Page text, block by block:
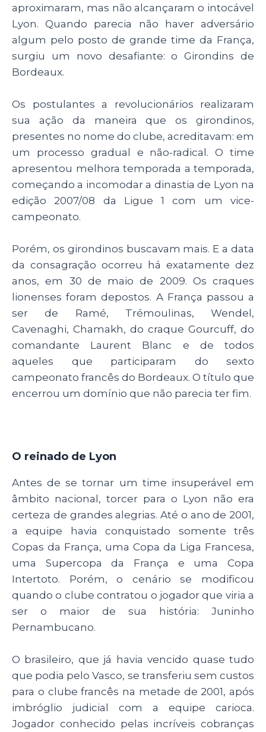
aproximaram, mas não alcançaram o intocável
Lyon. Quando parecia não haver adversário
algum pelo posto de grande time da França,
surgiu um novo desafiante: o Girondins de
Bordeaux.
Os postulantes a revolucionários realizaram
sua ação da maneira que os girondinos,
presentes no nome do clube, acreditavam: em
um processo gradual e não-radical. O time
apresentou melhora temporada a temporada,
começando a incomodar a dinastia de Lyon na
edição 2007/08 da Ligue 1 com um vice-
campeonato.
Porém, os girondinos buscavam mais. E a data
da consagração ocorreu há exatamente dez
anos, em 30 de maio de 2009. Os craques
lionenses foram depostos. A França passou a
ser de Ramé, Trémoulinas, Wendel,
Cavenaghi, Chamakh, do craque Gourcuff, do
comandante Laurent Blanc e de todos
aqueles que participaram do sexto
campeonato francês do Bordeaux. O título que
encerrou um domínio que não parecia ter fim.
O reinado de Lyon
Antes de se tornar um time insuperável em
âmbito nacional, torcer para o Lyon não era
certeza de grandes alegrias. Até o ano de 2001,
a equipe havia conquistado somente três
Copas da França, uma Copa da Liga Francesa,
uma Supercopa da França e uma Copa
Intertoto. Porém, o cenário se modificou
quando o clube contratou o jogador que viria a
ser o maior de sua história: Juninho
Pernambucano.
O brasileiro, que já havia vencido quase tudo
que podia pelo Vasco, se transferiu sem custos
para o clube francês na metade de 2001, após
imbróglio judicial com a equipe carioca.
Jogador conhecido pelas incríveis cobranças